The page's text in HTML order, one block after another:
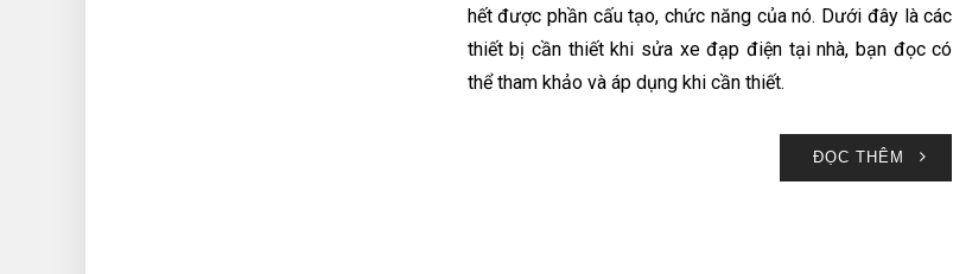
hết được phần cấu tạo, chức năng của nó. Dưới đây là các
thiết bị cần thiết khi sửa xe đạp điện tại nhà, bạn đọc có
thể tham khảo và áp dụng khi cần thiết.
ĐỌC THÊM